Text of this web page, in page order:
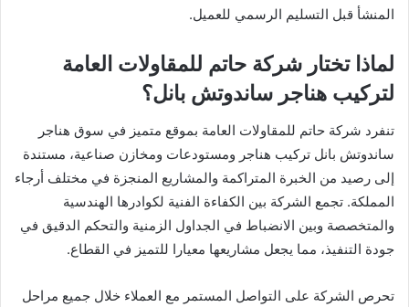
المنشأ قبل التسليم الرسمي للعميل.
لماذا تختار شركة حاتم للمقاولات العامة
لتركيب هناجر ساندوتش بانل؟
تنفرد شركة حاتم للمقاولات العامة بموقع متميز في سوق هناجر
ساندوتش بانل تركيب هناجر ومستودعات ومخازن صناعية، مستندة
إلى رصيد من الخبرة المتراكمة والمشاريع المنجزة في مختلف أرجاء
المملكة. تجمع الشركة بين الكفاءة الفنية لكوادرها الهندسية
والمتخصصة وبين الانضباط في الجداول الزمنية والتحكم الدقيق في
جودة التنفيذ، مما يجعل مشاريعها معيارا للتميز في القطاع.
تحرص الشركة على التواصل المستمر مع العملاء خلال جميع مراحل